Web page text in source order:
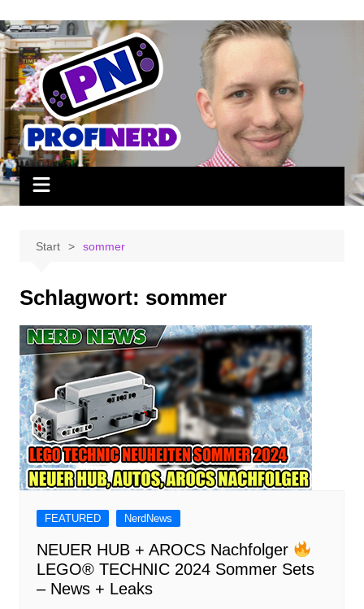
Inhalt
springen
Start sommer
Schlagwort: sommer
FEATURED NerdNews
NEUER HUB + AROCS Nachfolger
LEGO® TECHNIC 2024 Sommer Sets
– News + Leaks